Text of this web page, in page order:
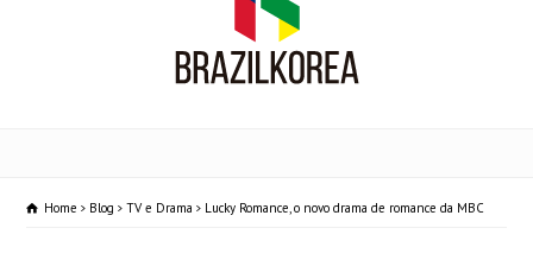
Home Blog TV e Drama Lucky Romance, o novo drama de romance da MBC